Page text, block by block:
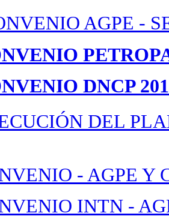
AGPE -
DNCP
DEL
- AGPE Y
INTN -